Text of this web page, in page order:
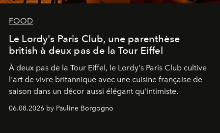
FOOD
Le Lordy's Paris Club, une parenthèse
british à deux pas de la Tour Eiffel
À deux pas de la Tour Eiffel, le Lordy's Paris Club cultive
l'art de vivre britannique avec une cuisine française de
saison dans un décor aussi élégant qu'intimiste.
06.08.2026 by Pauline Borgogno